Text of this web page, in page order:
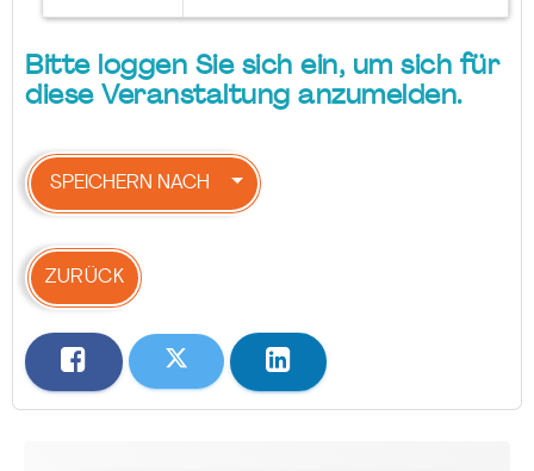
Bitte loggen Sie sich ein, um sich für
diese Veranstaltung anzumelden.
SPEICHERN NACH
ZURÜCK